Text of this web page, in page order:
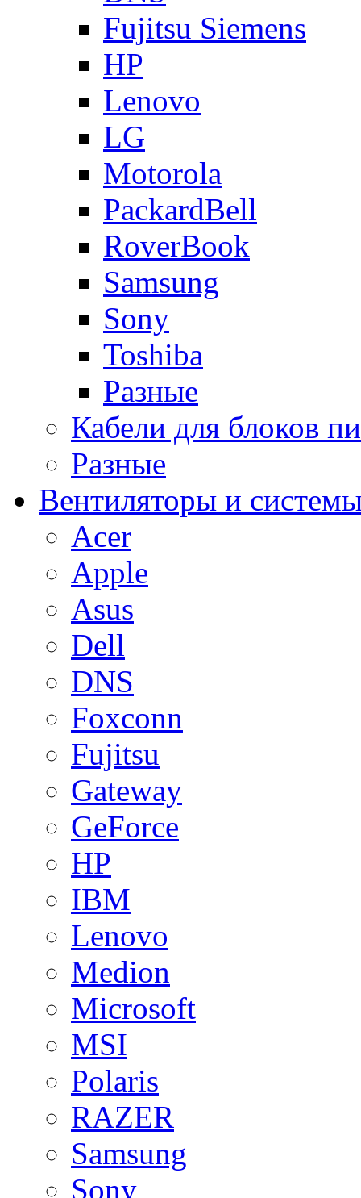
Fujitsu Siemens
HP
Lenovo
LG
Motorola
PackardBell
RoverBook
Samsung
Sony
Toshiba
Разные
Кабели для блоков
Разные
Вентиляторы и
Acer
Apple
Asus
Dell
DNS
Foxconn
Fujitsu
Gateway
GeForce
HP
IBM
Lenovo
Medion
Microsoft
MSI
Polaris
RAZER
Samsung
Sony